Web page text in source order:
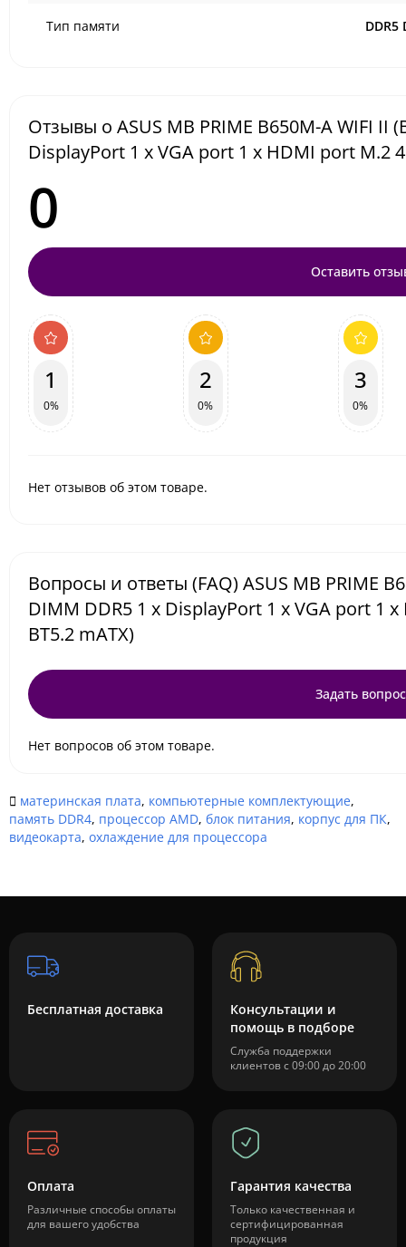
Тип памяти DDR5
Отзывы о ASUS MB PRIME B650M-A WIFI II
DisplayPort 1 x VGA port 1 x HDMI port M.2 4
0
Оставить
1
0%
2
0%
3
0%
Нет отзывов об этом товаре.
Вопросы и ответы (FAQ) ASUS MB PRIME
DIMM DDR5 1 x DisplayPort 1 x VGA port 1
BT5.2 mATX)
Задать вопрос
Нет вопросов об этом товаре.
материнская плата, компьютерные комплектующие,
память DDR4, процессор AMD, блок питания, корпус для ПК,
видеокарта, охлаждение для процессора
Бесплатная доставка
Консультации и
помощь в подборе
Служба поддержки
клиентов с 09:00 до 20:00
Оплата
Различные способы оплаты
для вашего удобства
Гарантия качества
Только качественная и
сертифицированная
продукция